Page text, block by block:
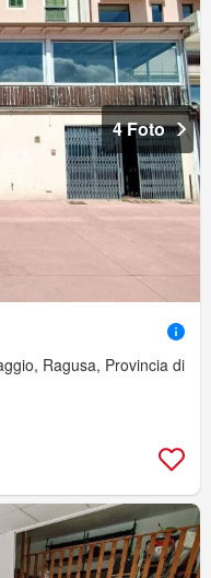
4 Foto
Ragusa, Provincia di